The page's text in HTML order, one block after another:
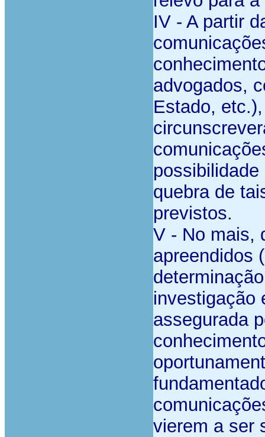
IV - A partir
advogados,
Estado,
quebra de
previstos.
V - No mais,
apreendidos
investigação
assegurada
vierem a ser